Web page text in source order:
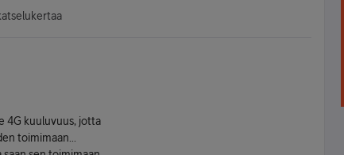
4G kuuluvuus, jotta
toimimaan...